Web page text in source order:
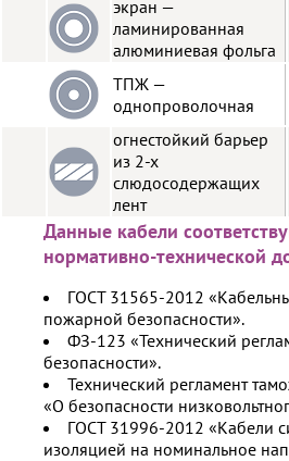
экран —
ламинированная
алюминиевая фольга
ТПЖ —
однопроволочная
огнестойкий барьер
из 2-х
слюдосодержащих
лент
Данные кабели
нормативно-технической
ГОСТ 31565-2012
пожарной безопасности».
ФЗ-123 «Технический
безопасности».
Технический регламент
«О безопасности
ГОСТ 31996-2012 «Кабели
изоляцией на номинальное